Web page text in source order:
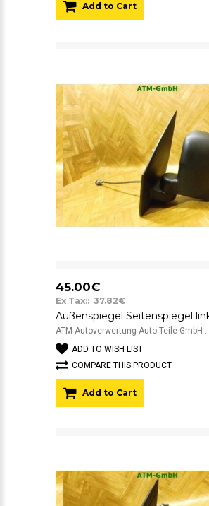
Add to Cart
45.00€
Ex Tax:: 37.82€
ATM Autoverwertung Auto-Teile GmbH ..
ADD TO WISH LIST
COMPARE THIS PRODUCT
Add to Cart